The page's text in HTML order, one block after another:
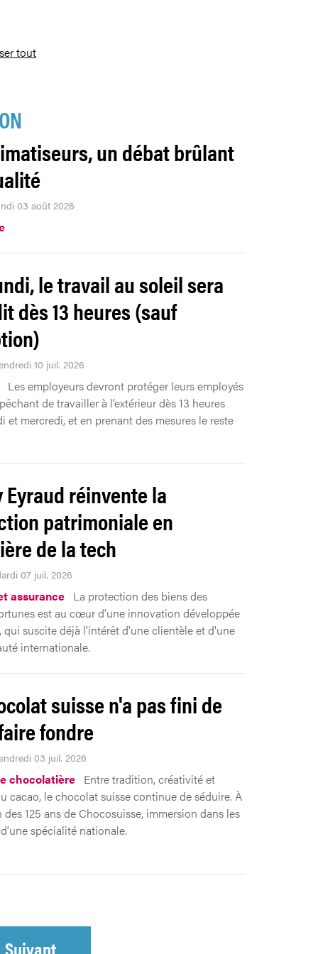
tout
un débat brûlant
03 août 2026
le travail au soleil sera
dès 13 heures (sauf
10 juil. 2026
Les employeurs devront protéger leurs employés
de travailler à l’extérieur dès 13 heures
et mercredi, et en prenant des mesures le reste
Eyraud réinvente la
patrimoniale en
de la tech
07 juil. 2026
assurance La protection des biens des
est au cœur d'une innovation développée
qui suscite déjà l'intérêt d'une clientèle et d'une
internationale.
suisse n'a pas fini de
fondre
03 juil. 2026
chocolatière Entre tradition, créativité et
cacao, le chocolat suisse continue de séduire. À
125 ans de Chocosuisse, immersion dans les
spécialité nationale.
Suivant